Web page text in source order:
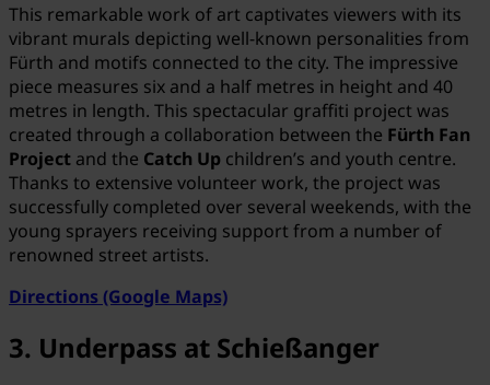
This remarkable work of art captivates viewers with its
vibrant murals depicting well-known personalities from
Fürth and motifs connected to the city. The impressive
piece measures six and a half metres in height and 40
metres in length. This spectacular graffiti project was
created through a collaboration between the Fürth Fan
Project and the Catch Up children’s and youth centre.
Thanks to extensive volunteer work, the project was
successfully completed over several weekends, with the
young sprayers receiving support from a number of
renowned street artists.
Directions (Google Maps)
3. Underpass at Schießanger